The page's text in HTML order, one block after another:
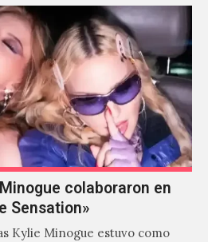
colaboraron en
Sensation»
Kylie Minogue estuvo como